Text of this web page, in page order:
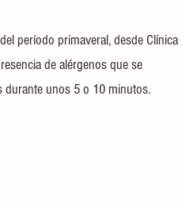
período primaveral, desde Clínica
de alérgenos que se
durante unos 5 o 10 minutos.